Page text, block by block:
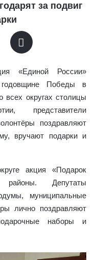
за подвиг
«Единой России»
Победы в
всех округах столицы
представители
поздравляют
вручают подарки и
акция «Подарок
Депутаты
муниципальные
лично поздравляют
наборы и